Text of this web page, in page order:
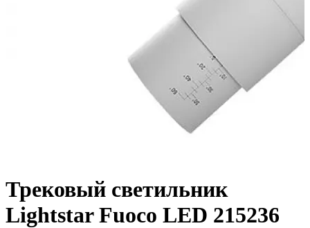
Трековый светильник
Lightstar Fuoco LED 215236